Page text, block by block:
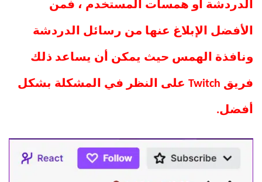
الدردشة أو همسات المستخدم ، فمن
الأفضل الإبلاغ عنها من رسائل الدردشة
ونافذة الهمس حيث يمكن أن يساعد ذلك
فريق Twitch على النظر في المشكلة بشكل
أفضل.